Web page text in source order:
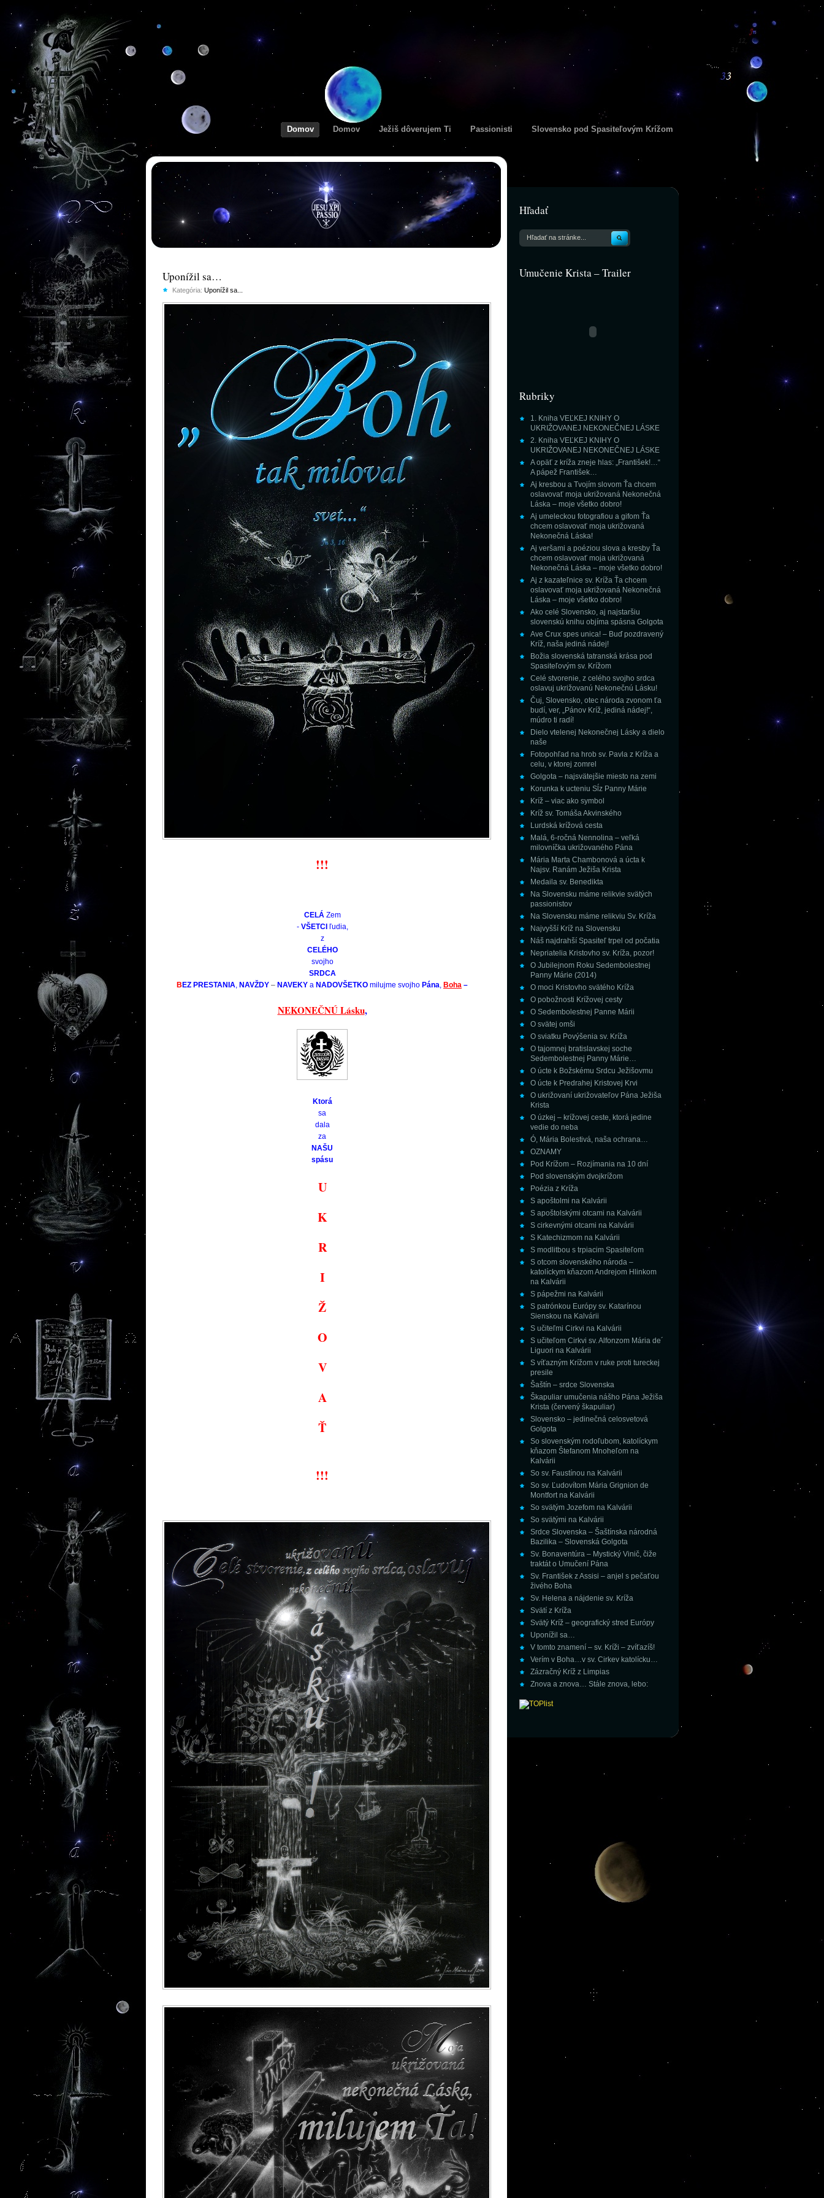
Domov Domov Ježiš dôverujem Ti Passionisti Slovensko pod Spasiteľovým Krížom
Uponížil sa…
Kategória: Uponížil sa...
!!!
CELÁZem
- VŠETCI ľudia,
z
CELÉHO
svojho
SRDCA
B EZ PRESTANIA, NAVŽDY – NAVEKY a NADOVŠETKO milujme svojho Pána, Boha –
NEKONEČNÚ Lásku,
Ktorá
sa
dala
za
NAŠU
spásu
U
K
R
I
Ž
O
V
A
Ť
!!!
Hľadať
Umučenie Krista – Trailer
Rubriky
1. Kniha VEĽKEJ KNIHY O
UKRIŽOVANEJ NEKONEČNEJ LÁSKE
2. Kniha VEĽKEJ KNIHY O
UKRIŽOVANEJ NEKONEČNEJ LÁSKE
A opäť z kríža zneje hlas: „František!…“
A pápež František…
Aj kresbou a Tvojím slovom Ťa chcem
oslavovať moja ukrižovaná Nekonečná
Láska – moje všetko dobro!
Aj umeleckou fotografiou a gifom Ťa
chcem oslavovať moja ukrižovaná
Nekonečná Láska!
Aj veršami a poéziou slova a kresby Ťa
chcem oslavovať moja ukrižovaná
Nekonečná Láska – moje všetko dobro!
Aj z kazateľnice sv. Kríža Ťa chcem
oslavovať moja ukrižovaná Nekonečná
Láska – moje všetko dobro!
Ako celé Slovensko, aj najstaršiu
slovenskú knihu objíma spásna Golgota
Ave Crux spes unica! – Buď pozdravený
Kríž, naša jediná nádej!
Božia slovenská tatranská krása pod
Spasiteľovým sv. Krížom
Celé stvorenie, z celého svojho srdca
oslavuj ukrižovanú Nekonečnú Lásku!
Čuj, Slovensko, otec národa zvonom ťa
budí, ver, „Pánov Kríž, jediná nádej!“,
múdro ti radí!
Dielo vtelenej Nekonečnej Lásky a dielo
naše
Fotopohľad na hrob sv. Pavla z Kríža a
celu, v ktorej zomrel
Golgota – najsvätejšie miesto na zemi
Korunka k ucteniu Sĺz Panny Márie
Kríž – viac ako symbol
Kríž sv. Tomáša Akvinského
Lurdská krížová cesta
Malá, 6-ročná Nennolina – veľká
milovníčka ukrižovaného Pána
Mária Marta Chambonová a úcta k
Najsv. Ranám Ježiša Krista
Medaila sv. Benedikta
Na Slovensku máme relikvie svätých
passionistov
Na Slovensku máme relikviu Sv. Kríža
Najvyšší Kríž na Slovensku
Náš najdrahší Spasiteľ trpel od počatia
Nepriatelia Kristovho sv. Kríža, pozor!
O Jubilejnom Roku Sedembolestnej
Panny Márie (2014)
O moci Kristovho svätého Kríža
O pobožnosti Krížovej cesty
O Sedembolestnej Panne Márii
O svätej omši
O sviatku Povýšenia sv. Kríža
O tajomnej bratislavskej soche
Sedembolestnej Panny Márie…
O úcte k Božskému Srdcu Ježišovmu
O úcte k Predrahej Kristovej Krvi
O ukrižovaní ukrižovateľov Pána Ježiša
Krista
O úzkej – krížovej ceste, ktorá jedine
vedie do neba
Ó, Mária Bolestivá, naša ochrana…
OZNAMY
Pod Krížom – Rozjímania na 10 dní
Pod slovenským dvojkrížom
Poézia z Kríža
S apoštolmi na Kalvárii
S apoštolskými otcami na Kalvárii
S cirkevnými otcami na Kalvárii
S Katechizmom na Kalvárii
S modlitbou s trpiacim Spasiteľom
S otcom slovenského národa –
katolíckym kňazom Andrejom Hlinkom
na Kalvárii
S pápežmi na Kalvárii
S patrónkou Európy sv. Katarínou
Sienskou na Kalvárii
S učiteľmi Cirkvi na Kalvárii
S učiteľom Cirkvi sv. Alfonzom Mária de´
Liguori na Kalvárii
S víťazným Krížom v ruke proti tureckej
presile
Šaštín – srdce Slovenska
Škapuliar umučenia nášho Pána Ježiša
Krista (červený škapuliar)
Slovensko – jedinečná celosvetová
Golgota
So slovenským rodoľubom, katolíckym
kňazom Štefanom Mnoheľom na
Kalvárii
So sv. Faustínou na Kalvárii
So sv. Ľudovítom Mária Grignion de
Montfort na Kalvárii
So svätým Jozefom na Kalvárii
So svätými na Kalvárii
Srdce Slovenska – Šaštínska národná
Bazilika – Slovenská Golgota
Sv. Bonaventúra – Mystický Vinič, čiže
traktát o Umučení Pána
Sv. František z Assisi – anjel s pečaťou
živého Boha
Sv. Helena a nájdenie sv. Kríža
Svätí z Kríža
Svätý Kríž – geografický stred Európy
Uponížil sa…
V tomto znamení – sv. Kríži – zvíťazíš!
Verím v Boha…v sv. Cirkev katolícku…
Zázračný Kríž z Limpias
Znova a znova… Stále znova, lebo: